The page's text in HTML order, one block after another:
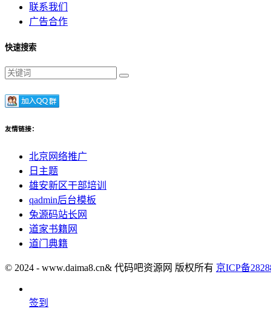
联系我们
广告合作
快速搜索
友情链接：
北京网络推广
日主题
雄安新区干部培训
qadmin后台模板
兔源码站长网
道家书籍网
道门典籍
© 2024 - www.daima8.cn& 代码吧资源网 版权所有 京ICP备
签到